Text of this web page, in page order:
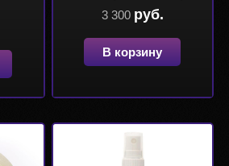
3 300 руб.
В корзину